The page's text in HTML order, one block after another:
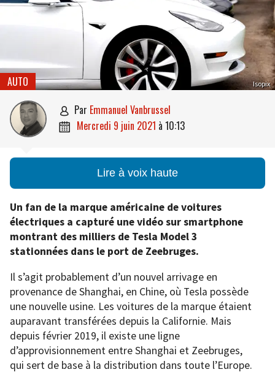
Isopix
AUTO
 par Emmanuel Vanbrussel
 mercredi 9 juin 2021 à 10:13
Lire à voix haute
Un fan de la marque américaine de voitures
électriques a capturé une vidéo sur smartphone
montrant des milliers de Tesla Model 3
stationnées dans le port de Zeebruges.
Il s’agit probablement d’un nouvel arrivage en
provenance de Shanghai, en Chine, où Tesla possède
une nouvelle usine. Les voitures de la marque étaient
auparavant transférées depuis la Californie. Mais
depuis février 2019, il existe une ligne
d’approvisionnement entre Shanghai et Zeebruges,
qui sert de base à la distribution dans toute l’Europe.